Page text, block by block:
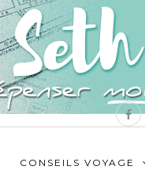
CONSEILS VOYAGE